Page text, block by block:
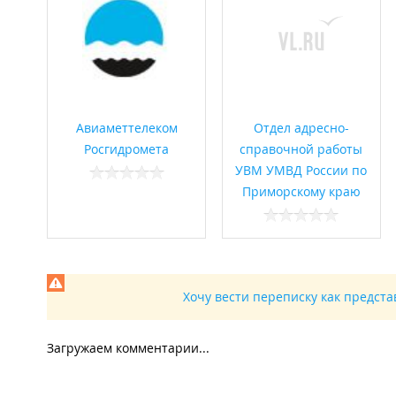
Авиаметтелеком
Росгидромета
Отдел адресно-
справочной работы
УВМ УМВД России по
Приморскому краю
Хочу вести переписку как
Загружаем комментарии...